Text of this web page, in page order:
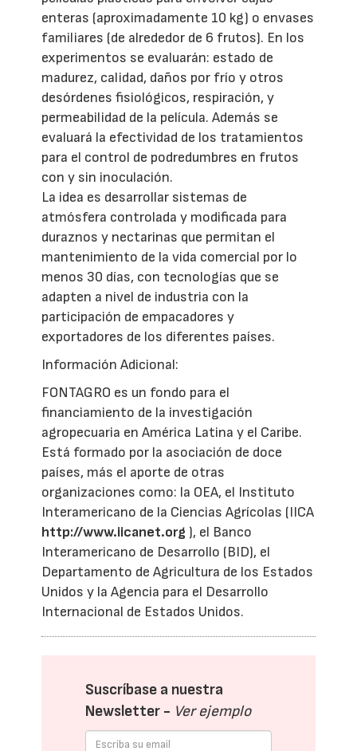
enteras (aproximadamente 10 kg) o envases
familiares (de alrededor de 6 frutos). En los
experimentos se evaluarán: estado de
madurez, calidad, daños por frío y otros
desórdenes fisiológicos, respiración, y
permeabilidad de la película. Además se
evaluará la efectividad de los tratamientos
para el control de podredumbres en frutos
con y sin inoculación.
La idea es desarrollar sistemas de
atmósfera controlada y modificada para
duraznos y nectarinas que permitan el
mantenimiento de la vida comercial por lo
menos 30 días, con tecnologías que se
adapten a nivel de industria con la
participación de empacadores y
exportadores de los diferentes países.
Información Adicional:
FONTAGRO es un fondo para el
financiamiento de la investigación
agropecuaria en América Latina y el Caribe.
Está formado por la asociación de doce
países, más el aporte de otras
organizaciones como: la OEA, el Instituto
Interamericano de la Ciencias Agrícolas (IICA
http://www.iicanet.org ), el Banco
Interamericano de Desarrollo (BID), el
Departamento de Agricultura de los Estados
Unidos y la Agencia para el Desarrollo
Internacional de Estados Unidos.
Suscríbase a nuestra
Newsletter - Ver ejemplo